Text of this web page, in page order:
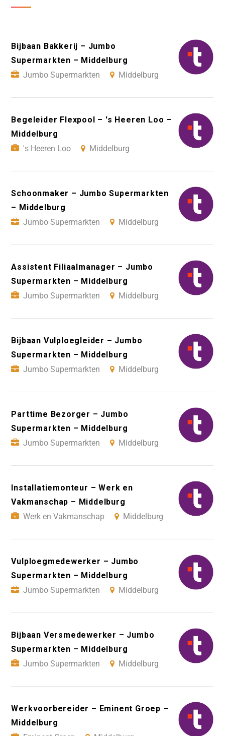
Bijbaan Bakkerij – Jumbo
Supermarkten – Middelburg
Jumbo Supermarkten
Middelburg
Begeleider Flexpool – 's Heeren Loo –
Middelburg
's Heeren Loo
Middelburg
Schoonmaker – Jumbo Supermarkten
– Middelburg
Jumbo Supermarkten
Middelburg
Assistent Filiaalmanager – Jumbo
Supermarkten – Middelburg
Jumbo Supermarkten
Middelburg
Bijbaan Vulploegleider – Jumbo
Supermarkten – Middelburg
Jumbo Supermarkten
Middelburg
Parttime Bezorger – Jumbo
Supermarkten – Middelburg
Jumbo Supermarkten
Middelburg
Installatiemonteur – Werk en
Vakmanschap – Middelburg
Werk en Vakmanschap
Middelburg
Vulploegmedewerker – Jumbo
Supermarkten – Middelburg
Jumbo Supermarkten
Middelburg
Bijbaan Versmedewerker – Jumbo
Supermarkten – Middelburg
Jumbo Supermarkten
Middelburg
Werkvoorbereider – Eminent Groep –
Middelburg